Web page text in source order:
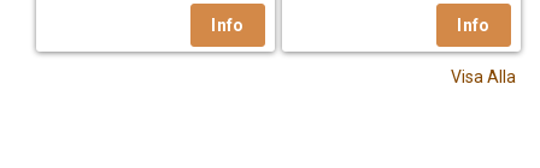
Visa Alla